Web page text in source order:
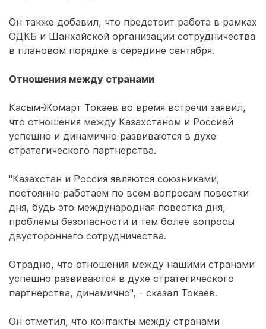
Он также добавил, что предстоит работа в рамках
ОДКБ и Шанхайской организации сотрудничества
в плановом порядке в середине сентября.
Отношения между странами
Касым-Жомарт Токаев во время встречи заявил,
что отношения между Казахстаном и Россией
успешно и динамично развиваются в духе
стратегического партнерства.
"Казахстан и Россия являются союзниками,
постоянно работаем по всем вопросам повестки
дня, будь это международная повестка дня,
проблемы безопасности и тем более вопросы
двустороннего сотрудничества.
Отрадно, что отношения между нашими странами
успешно развиваются в духе стратегического
партнерства, динамично", - сказал Токаев.
Он отметил, что контакты между странами